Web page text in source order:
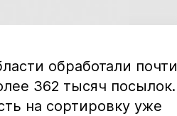
обработали почти
362 тысяч посылок.
на сортировку уже